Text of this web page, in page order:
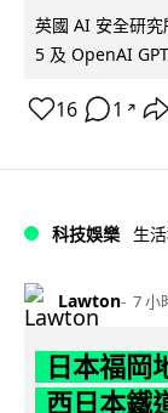
英國 AI 安全研
5 及 OpenAI
16 1 ↗
科技娛樂 生
Lawton 7 小
日本福岡
西日本鐵